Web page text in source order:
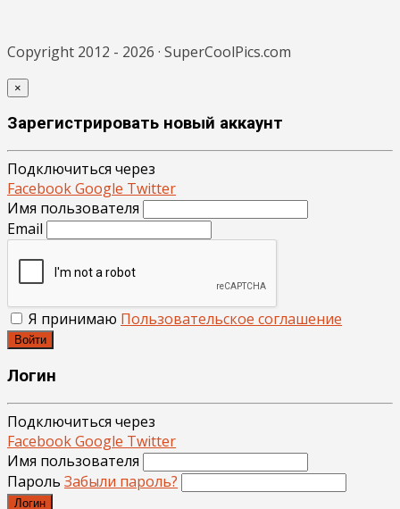
Copyright 2012 - 2026 · SuperCoolPics.com
×
Зарегистрировать новый аккаунт
Подключиться через
FacebookGoogle Twitter
Имя пользователя
Email
Я принимаю Пользовательское соглашение
Войти
Логин
Подключиться через
FacebookGoogle Twitter
Имя пользователя
Пароль Забыли пароль?
Логин